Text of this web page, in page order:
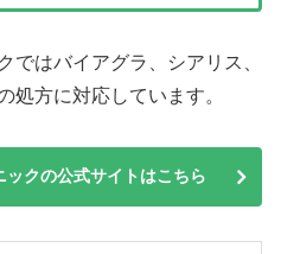
ではバイアグラ、シアリス、
処方に対応しています。
ックの公式サイトはこちら